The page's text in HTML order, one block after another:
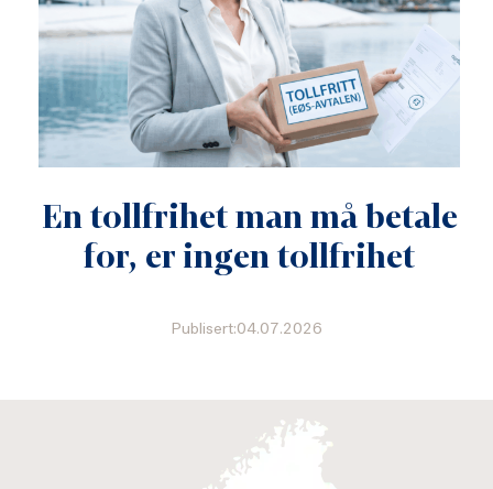
En tollfrihet man må betale
for, er ingen tollfrihet
Publisert:04.07.2026